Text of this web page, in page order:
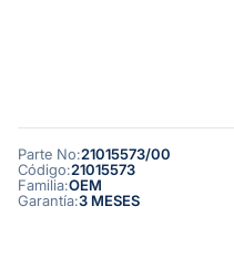
Parte No:21015573/00
Código:21015573
Familia:OEM
Garantía:3 MESES